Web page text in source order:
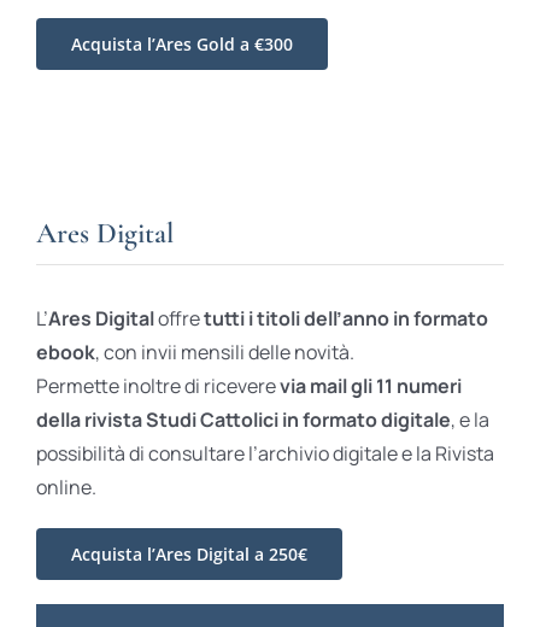
Acquista l’Ares Gold a €300
Ares Digital
L’Ares Digitaloffretutti i titoli dell’anno in formato
ebook, con invii mensili delle novità.
Permette inoltre di riceverevia mail gli 11 numeri
della rivista Studi Cattolici in formato digitale, e la
possibilità di consultare l’archivio digitale e la Rivista
online.
Acquista l’Ares Digital a 250€